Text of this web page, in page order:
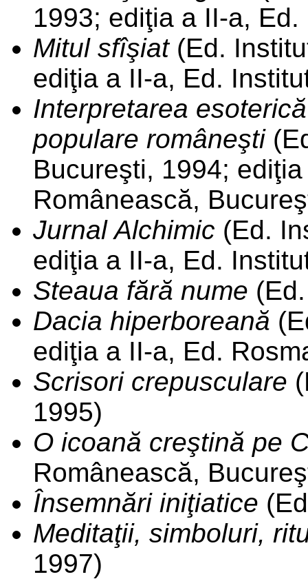
1993; ediţia a II-a,
Mitul sfîşiat(Ed.
ediţia a II-a, Ed.
Interpretarea
populare româneşti
Bucureşti, 1994;
Românească,
Jurnal Alchimic (Ed.
ediţia a II-a, Ed.
Steaua fără nume
Dacia hiperboreană
ediţia a II-a, Ed.
Scrisori crepusculare
1995)
O icoană creştină pe
Românească,
Însemnări iniţiatice
Meditaţii, simboluri,
1997)